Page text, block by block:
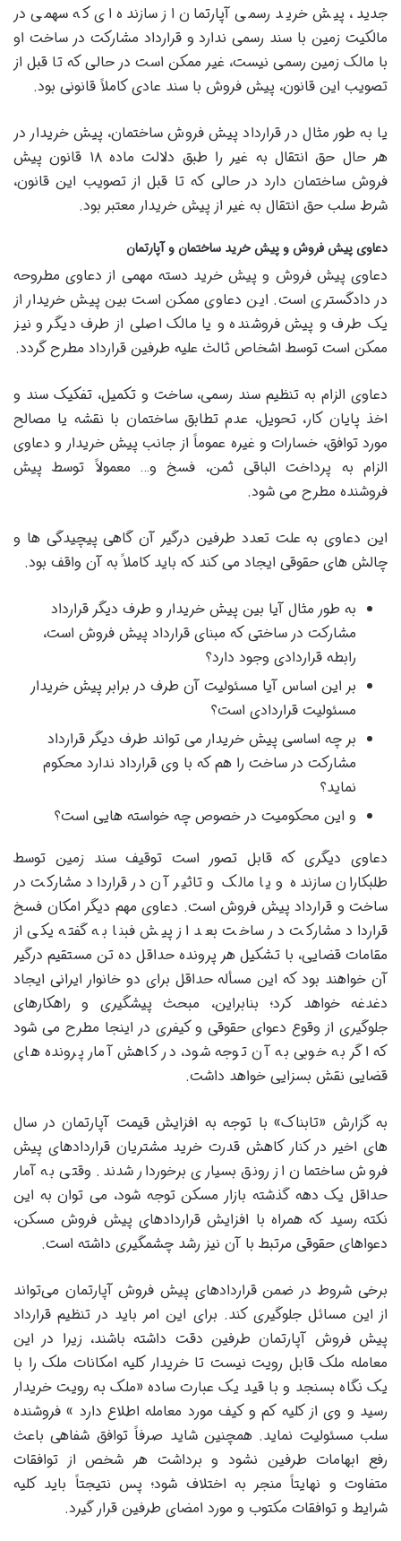
جدید، پیش خرید رسمی آپارتمان از سازنده ای که سهمی در
مالکیت زمین با سند رسمی ندارد و قرارداد مشارکت در ساخت او
با مالک زمین رسمی نیست، غیر ممکن است در حالی که تا قبل از
تصویب این قانون، پیش فروش با سند عادی کاملاً قانونی بود.
یا به طور مثال در قرارداد پیش فروش ساختمان، پیش خریدار در
هر حال حق انتقال به غیر را طبق دلالت ماده ۱۸ قانون پیش
فروش ساختمان دارد در حالی که تا قبل از تصویب این قانون،
شرط سلب حق انتقال به غیر از پیش خریدار معتبر بود.
دعاوی پیش فروش و پیش خرید ساختمان و آپارتمان
دعاوی پیش فروش و پیش خرید دسته مهمی از دعاوی مطروحه
در دادگستری است. این دعاوی ممکن است بین پیش خریدار از
یک طرف و پیش فروشنده و یا مالک اصلی از طرف دیگر و نیز
ممکن است توسط اشخاص ثالث علیه طرفین قرارداد مطرح گردد.
دعاوی الزام به تنظیم سند رسمی، ساخت و تکمیل، تفکیک سند و
اخذ پایان کار، تحویل، عدم تطابق ساختمان با نقشه یا مصالح
مورد توافق، خسارات و غیره عموماً از جانب پیش خریدار و دعاوی
الزام به پرداخت الباقی ثمن، فسخ و… معمولاً توسط پیش
فروشنده مطرح می شود.
این دعاوی به علت تعدد طرفین درگیر آن گاهی پیچیدگی ها و
چالش های حقوقی ایجاد می کند که باید کاملا‍ً به آن واقف بود.
به طور مثال آیا بین پیش خریدار و طرف دیگر قرارداد
مشارکت در ساختی که مبنای قرارداد پیش فروش است،
رابطه قراردادی وجود دارد؟
بر این اساس آیا مسئولیت آن طرف در برابر پیش خریدار
مسئولیت قراردادی است؟
بر چه اساسی پیش خریدار می تواند طرف دیگر قرارداد
مشارکت در ساخت را هم که با وی قرارداد ندارد محکوم
نماید؟
و این محکومیت در خصوص چه خواسته هایی است؟
دعاوی دیگری که قابل تصور است توقیف سند زمین توسط
طلبکاران سازنده و یا مالک و تاثیر آن در قرارداد مشارکت در
ساخت و قرارداد پیش فروش است. دعاوی مهم دیگر امکان فسخ
قرارداد مشارکت در ساخت بعد از پیش فبنا به گفته یکی از
مقامات قضایی، با تشکیل هر پرونده حداقل ده تن مستقیم درگیر
آن خواهند بود که این مسأله حداقل برای دو خانوار ایرانی ایجاد
دغدغه خواهد کرد؛ بنابراین، مبحث پیشگیری و راهکارهای
جلوگیری از وقوع دعوای حقوقی و کیفری در اینجا مطرح می شود
که اگر به خوبی به آن توجه شود، در کاهش آمار پرونده های
قضایی نقش بسزایی خواهد داشت.
به گزارش «تابناک» با توجه به افزایش قیمت آپارتمان در سال
های اخیر در کنار کاهش قدرت خرید مشتریان قراردادهای پیش
فروش ساختمان از رونق بسیاری برخوردار شدند. وقتی به آمار
حداقل یک دهه گذشته بازار مسکن توجه شود، می توان به این
نکته رسید که همراه با افزایش قراردادهای پیش فروش مسکن،
دعواهای حقوقی مرتبط با آن نیز رشد چشمگیری داشته است.
برخی شروط در ضمن قراردادهای پیش فروش آپارتمان می‌تواند
از این مسائل جلوگیری کند. برای این امر باید در تنظیم قرارداد
پیش فروش آپارتمان طرفین دقت داشته باشند، زیرا در این
معامله ملک قابل رویت نیست تا خریدار کلیه امکانات ملک را با
یک نگاه بسنجد و با قید یک عبارت ساده «ملک به رویت خریدار
رسید و وی از کلیه کم و کیف مورد معامله اطلاع دارد » فروشنده
سلب مسئولیت نماید. همچنین شاید صرفاً توافق شفاهی باعث
رفع ابهامات طرفین نشود و برداشت هر شخص از توافقات
متفاوت و نهایتاً منجر به اختلاف شود؛ پس نتیجتاً باید کلیه
شرایط و توافقات مکتوب و مورد امضای طرفین قرار گیرد.